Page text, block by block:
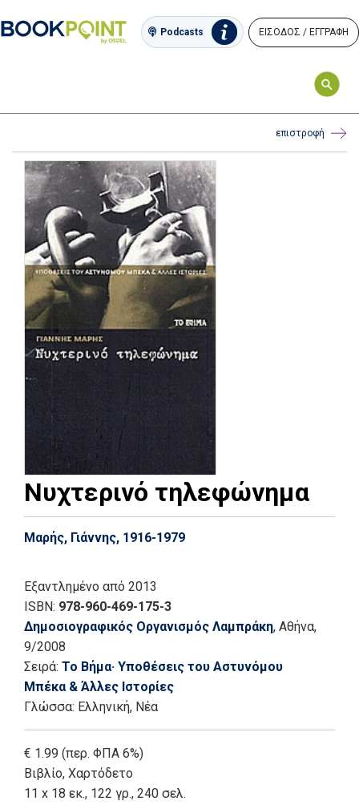
Podcasts ΕΙΣΟΔΟΣ / ΕΓΓΡΑΦΗ
επιστροφή
Νυχτερινό τηλεφώνημα
Μαρής, Γιάννης, 1916-1979
Εξαντλημένο από 2013
ISBN: 978-960-469-175-3
Δημοσιογραφικός Οργανισμός Λαμπράκη, Αθήνα,
9/2008
Σειρά: Το Βήμα· Υποθέσεις του Αστυνόμου
Μπέκα & Άλλες Ιστορίες
Γλώσσα: Ελληνική, Νέα
€ 1.99 (περ. ΦΠΑ 6%)
Βιβλίο, Χαρτόδετο
11 x 18 εκ., 122 γρ., 240 σελ.